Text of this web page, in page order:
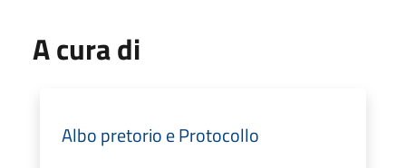
A cura di
Albo pretorio e Protocollo